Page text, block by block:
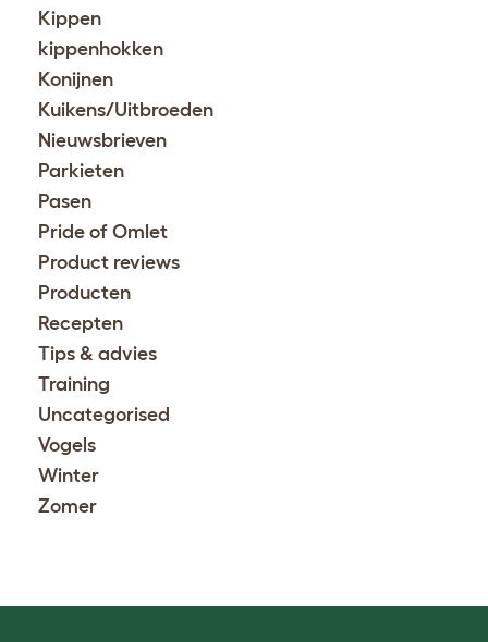
Kippen
kippenhokken
Konijnen
Kuikens/Uitbroeden
Nieuwsbrieven
Parkieten
Pasen
Pride of Omlet
Product reviews
Producten
Recepten
Tips & advies
Training
Uncategorised
Vogels
Winter
Zomer